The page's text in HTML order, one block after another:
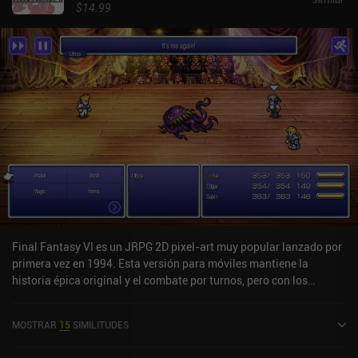
$14.99
Final Fantasy VI es un JRPG 2D pixel-art muy popular lanzado por
primera vez en 1994. Esta versión para móviles mantiene la
historia épica original y el combate por turnos, pero con los
exploración, nos movemos libremente e investigamos el entorno
MOSTRAR 15 SIMILITUDES